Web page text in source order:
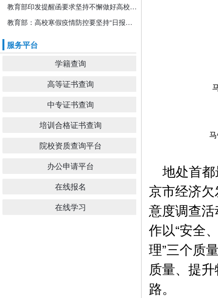
教育部印发提醒函要求坚持不懈做好高校寒假期间疫情防控工作
教育部：高校寒假疫情防控要坚持“日报告”“零报告”
服务平台
学籍查询
高等证书查询
中专证书查询
培训合格证书查询
院校资质查询平台
办公申请平台
在线报名
在线学习
地处首都
京市经济
意度调查
作以“安全
理”三个质
质量、提
路。